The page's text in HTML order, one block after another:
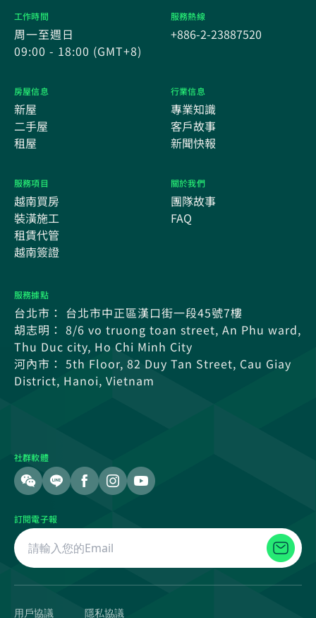
工作時間
周一至週日
09:00 - 18:00 (GMT+8)
服務熱線
+886-2-23887520
房屋信息
新屋
二手屋
租屋
行業信息
專業知識
客戶故事
新聞快報
服務項目
越南買房
裝潢施工
租賃代管
越南簽證
關於我們
團隊故事
FAQ
服務據點
台北市： 台北市中正區漢口街一段45號7樓
胡志明： 8/6 vo truong toan street, An Phu ward,
Thu Duc city, Ho Chi Minh City
河內市： 5th Floor, 82 Duy Tan Street, Cau Giay
District, Hanoi, Vietnam
社群軟體
訂閱電子報
用戶協議 隱私協議